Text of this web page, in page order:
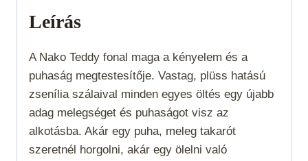
Leírás
A Nako Teddy fonal maga a kényelem és a
puhaság megtestesítője. Vastag, plüss hatású
zsenília szálaival minden egyes öltés egy újabb
adag melegséget és puhaságot visz az
alkotásba. Akár egy puha, meleg takarót
szeretnél horgolni, akár egy ölelni való